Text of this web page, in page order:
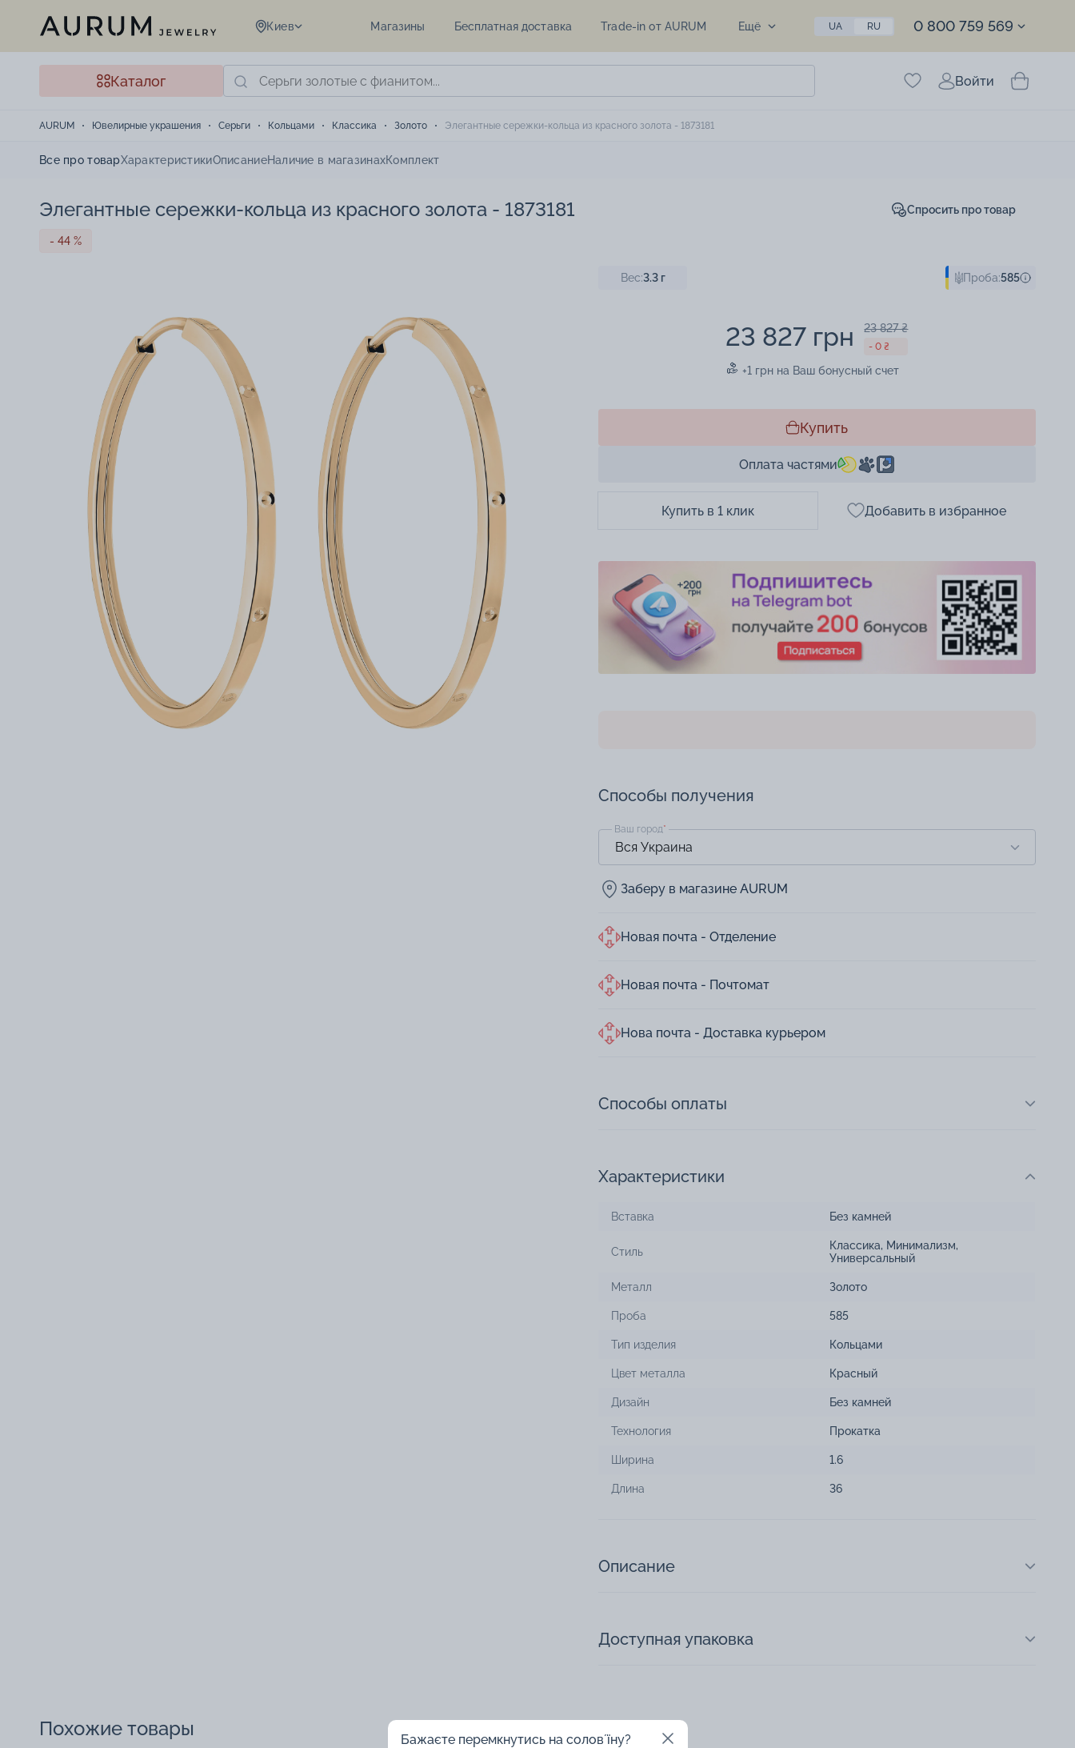
Киев Магазины Бесплатная доставка Trade-in от AURUM Ещё UA RU 0 800 759 569
Каталог Войти
AURUM Ювелирные украшения Серьги Кольцами Классика Золото Элегантные сережки-кольца из красного золота - 1873181
Все про товарХарактеристикиОписаниеНаличие в магазинахКомплект
Элегантные сережки-кольца из красного золота - 1873181
- 44 %
Спросить про товар
Вес:3.3г Проба:585
23 827 грн 23 827 ₴
- 0 ₴
+1 грн на Ваш бонусный счет
Купить
Оплата частями
Купить в 1 клик Добавить в избранное
Способы получения
Ваш город*
Заберу в магазине AURUM
Новая почта - Отделение
Новая почта - Почтомат
Нова почта - Доставка курьером
Способы оплаты
Характеристики
Вставка Без камней
Стиль Классика, Минимализм,
Универсальный
Металл Золото
Проба 585
Тип изделия Кольцами
Цвет металла Красный
Дизайн Без камней
Технология Прокатка
Ширина 1.6
Длина 36
Описание
Доступная упаковка
Похожие товары
Бажаєте перемкнутись на соловʼїну?